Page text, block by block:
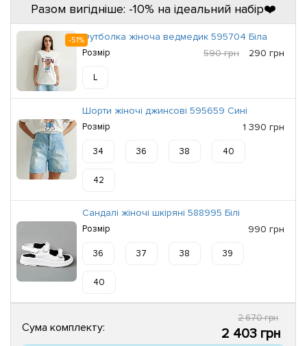
Разом вигідніше: -10% на ідеальний набір❤️
-51%Футболка жіноча ведмедик 595704 Біла
Розмір 590 грн 290 грн
L
Шорти жіночі джинсові 595659 Сині
Розмір 1 390 грн
34 36 38 40
42
Сандалі жіночі шкіряні 588995 Білі
Розмір 990 грн
36 37 38 39
40
Сума комплекту:
2 670 грн
2 403 грн